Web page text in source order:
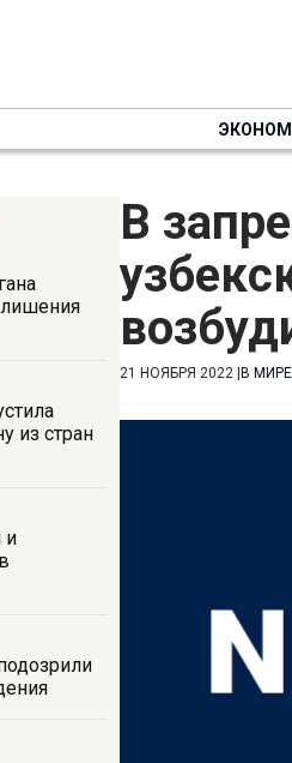
из стран
и
В
21 НОЯБРЯ 2022 В МИРЕ